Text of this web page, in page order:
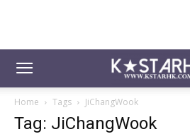
Home Tags JiChangWook
Tag: JiChangWook